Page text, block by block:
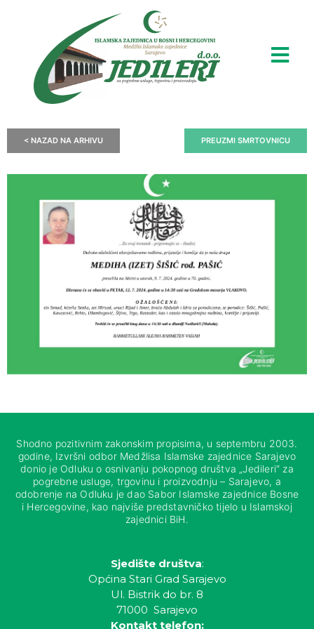
< NAZAD NA ARHIVU PREUZMI SMRTOVNICU
Shodno pozitivnim zakonskim propisima, u septembru 2003.
godine, Izvršni odbor Medžlisa Islamske zajednice Sarajevo
donio je Odluku o osnivanju pokopnog društva „Jedileri“ za
pogrebne usluge, trgovinu i proizvodnju – Sarajevo, a
odobrenje na Odluku je dao Sabor Islamske zajednice Bosne
i Hercegovine, kao najviše predstavničko tijelo u Islamskoj
zajednici BiH.
Sjedište društva:
Općina Stari Grad Sarajevo
Ul. Bistrik do br. 8
71000 Sarajevo
Kontakt telefon: